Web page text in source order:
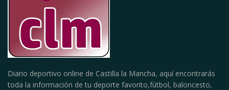
Diario deportivo online de Castilla la Mancha, aquí encontrarás
toda la información de tu deporte favorito,fútbol, baloncesto,